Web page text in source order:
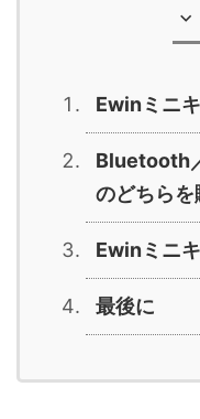
Ewinミニ
Bluetooth
のどちら
Ewinミニ
最後に